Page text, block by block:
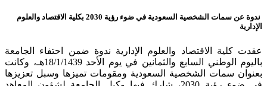
ندوة عن سمات الشخصية السعودية في ضوء رؤية 2030 بكلية الاقتصاد والعلوم
الإدارية
عقدت كلية الاقتصاد والعلوم الإدارية ندوة ضمن احتفاء الجامعة
باليوم الوطني السابع والثمانين في يوم الأحد 18/1/1439هـ، وكانت
بعنوان سمات الشخصية السعودية ومقومات تميزها وسبل تعزيزها